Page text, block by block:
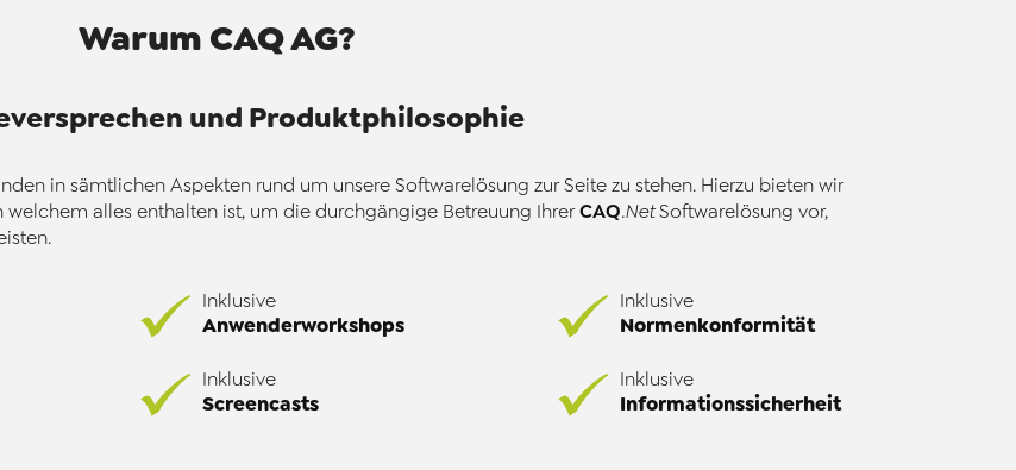
Warum CAQ AG?
und Produktphilosophie
in sämtlichen Aspekten rund um unsere Softwarelösung zur Seite zu stehen. Hierzu bieten wir
alles enthalten ist, um die durchgängige Betreuung IhrerCAQ.NetSoftwarelösung vor,
Inklusive
Anwenderworkshops
Inklusive
Screencasts
Inklusive
Normenkonformität
Inklusive
Informationssicherheit